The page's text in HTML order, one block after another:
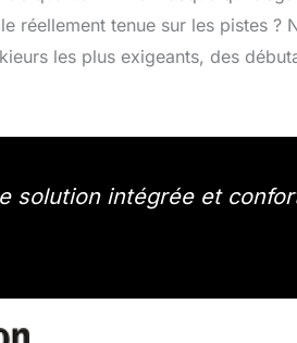
réellement tenue sur les pistes ?
les plus exigeants, des
solution intégrée et